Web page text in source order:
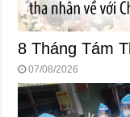
8 Tháng Tám
07/08/2026